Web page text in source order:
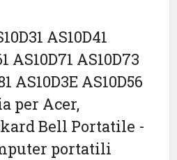
AS10D41
AS10D71 AS10D73
AS10D3E AS10D56
per Acer,
Bell Portatile -
portatili